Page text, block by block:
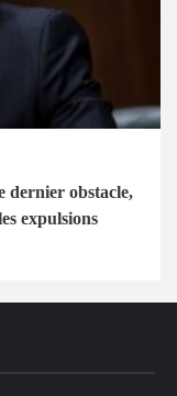
dernier obstacle,
expulsions